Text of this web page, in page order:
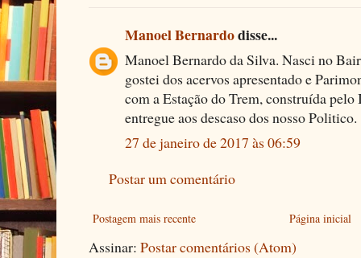
Manoel Bernardodisse...
Manoel Bernardo da Silva. Nasci no
gostei dos acervos apresentado e
com a Estação do Trem, construída pelo
entregue aos descaso dos nosso Politico.
27 de janeiro de 2017 às 06:59
Postar um comentário
Postagem mais recente Página inicial
Assinar: Postar comentários (Atom)